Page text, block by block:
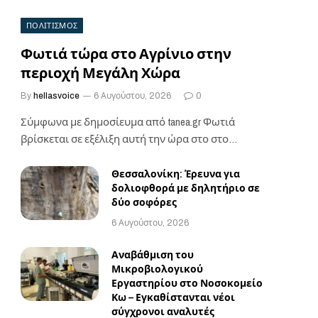
ΠΟΛΙΤΙΣΜΟΣ
Φωτιά τώρα στο Αγρίνιο στην
περιοχή Μεγάλη Χώρα
By hellasvoice 6 Αυγούστου, 2026 0
Σύμφωνα με δημοσίευμα από tanea.gr Φωτιά
βρίσκεται σε εξέλιξη αυτή την ώρα στο στο
Θεσσαλονίκη: Έρευνα για
δολιοφθορά με δηλητήριο σε
δύο σοφόρες
6 Αυγούστου, 2026
Αναβάθμιση του
Μικροβιολογικού
Εργαστηρίου στο Νοσοκομείο
Κω – Εγκαθίστανται νέοι
σύγχρονοι αναλυτές